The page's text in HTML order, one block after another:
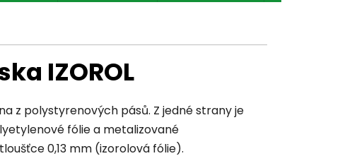
IZOROL
z polystyrenových pásů. Z jedné strany je
fólie a metalizované
0,13 mm (izorolová fólie).